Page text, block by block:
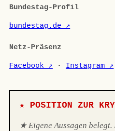
Bundestag-Profil
bundestag.de ↗
Netz-Präsenz
Facebook ↗ · Instagram ↗
★ POSITION ZUR
★ Eigene Aussagen